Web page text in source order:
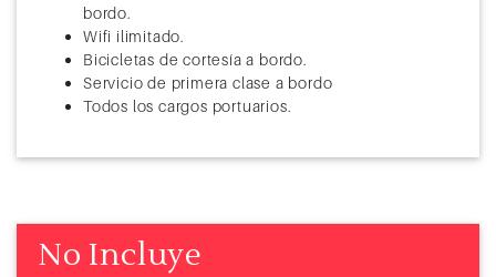
bordo.
Wifi ilimitado.
Bicicletas de cortesía a bordo.
Servicio de primera clase a bordo
Todos los cargos portuarios.
No Incluye